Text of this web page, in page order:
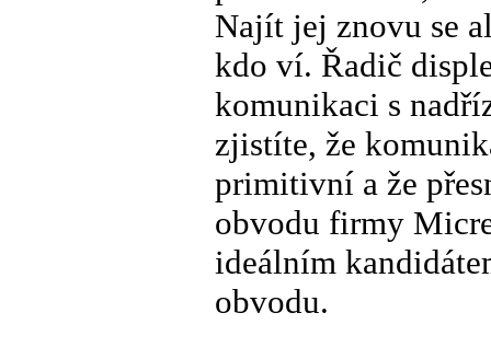
Najít jej znovu se
kdo ví. Řadič
komunikaci s
zjistíte, že
primitivní a že
obvodu firmy
ideálním
obvodu.